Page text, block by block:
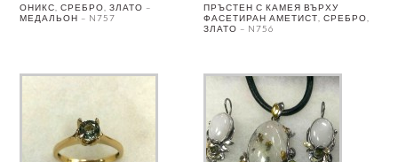
ОНИКС, СРЕБРО, ЗЛАТО –
МЕДАЛЬОН – N757
ПРЪСТЕН С КАМЕЯ ВЪРХУ
ФАСЕТИРАН АМЕТИСТ, СРЕБРО,
ЗЛАТО – N756